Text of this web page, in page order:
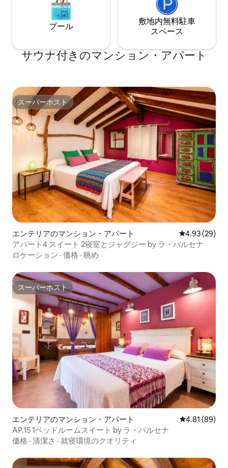
ージは、終了時にお支払いください。 次
のサービスをご利用いただけます。 - 個
港送迎は無料です。3 泊以上のご滞在の場
合は、帰りの送迎も含まれます。 _巡礼者
のための手荷物の受け取りおよび移動サ
プール
敷地内無料駐⁠車
ス⁠ペ⁠ー⁠ス
サウナ付きのマンション・アパート
スーパーホスト
スーパーホスト
エンテリアのマンション・アパート レビュー29
4.93 (29)
アパート4 スイート 2寝室とジャグジー by ラ・バルセナ
ロケーション · 価格 · 眺め
スーパーホスト
スーパーホスト
エンテリアのマンション・アパート レビュー89
4.81 (89)
AP.15 1ベッドルームスイート by ラ・バルセナ
価格 · 清潔さ · 就寝環境のクオリティ